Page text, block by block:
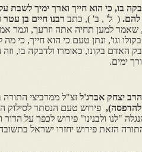
בו, כי הוא חייך וארך ימיך
להם. ( ל' , ב' ), כתב רבנו חיים בן עטר
למען תחיה אתה וזרעך, וגמר
וגו', ונתן טעם כי הוא חייך, כי מה
האדם בקונו, כאומרו ולדבקה בו,
ימים.
הרב יצחק אברג'ל זצ"ל ממרביצי
להדפסה), פירוש טעם הנסתר לסילוק
"לנו ולבנינו" פירוש לכפר על
הזאת פירוש יחזרו ישראל